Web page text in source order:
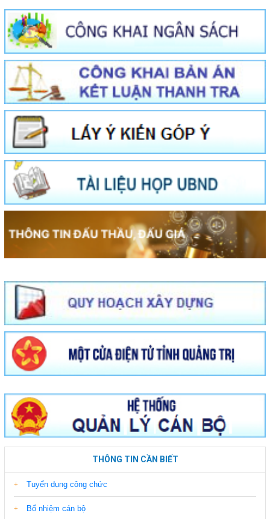
THÔNG TIN CẦN BIẾT
Tuyển dụng công chức
Bổ nhiệm cán bộ